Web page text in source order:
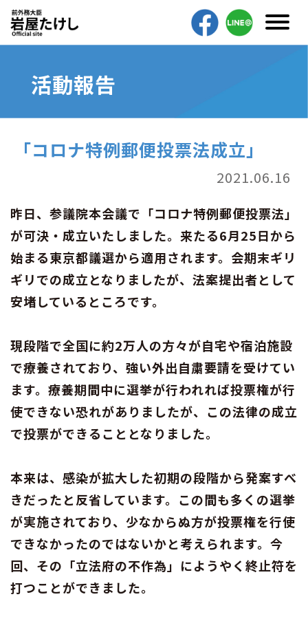
活動報告
「コロナ特例郵便投票法成立」
2021.06.16
昨日、参議院本会議で「コロナ特例郵便投票法」
が可決・成立いたしました。来たる6月25日から
始まる東京都議選から適用されます。会期末ギリ
ギリでの成立となりましたが、法案提出者として
安堵しているところです。
現段階で全国に約2万人の方々が自宅や宿泊施設
で療養されており、強い外出自粛要請を受けてい
ます。療養期間中に選挙が行われれば投票権が行
使できない恐れがありましたが、この法律の成立
で投票ができることとなりました。
本来は、感染が拡大した初期の段階から発案すべ
きだったと反省しています。この間も多くの選挙
が実施されており、少なからぬ方が投票権を行使
できなかったのではないかと考えられます。今
回、その「立法府の不作為」にようやく終止符を
打つことができました。